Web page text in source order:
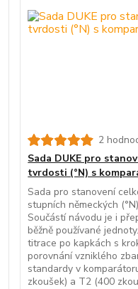
2
Sada DUKE pro
tvrdosti (°N) s
Sada pro stanovení
stupních německých
Součástí návodu je i
běžně používané
titrace po kapkách s
porovnání vzniklého
standardy v
zkoušek) a T2 (400